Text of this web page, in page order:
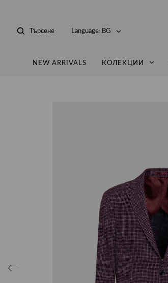
Търсене Language: BG
NEW ARRIVALS КОЛЕКЦИИ